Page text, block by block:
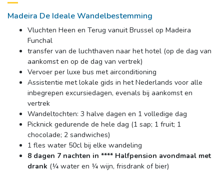
Madeira De Ideale Wandelbestemming
Vluchten Heen en Terug vanuit Brussel op Madeira
Funchal
transfer van de luchthaven naar het hotel (op de dag van
aankomst en op de dag van vertrek)
Vervoer per luxe bus met airconditioning
Assistentie met lokale gids in het Nederlands voor alle
inbegrepen excursiedagen, evenals bij aankomst en
vertrek
Wandeltochten: 3 halve dagen en 1 volledige dag
Picknick gedurende de hele dag (1 sap; 1 fruit; 1
chocolade; 2 sandwiches)
1 fles water 50cl bij elke wandeling
8 dagen 7 nachten in **** Halfpension avondmaal met
drank (¼ water en ¼ wijn, frisdrank of bier)